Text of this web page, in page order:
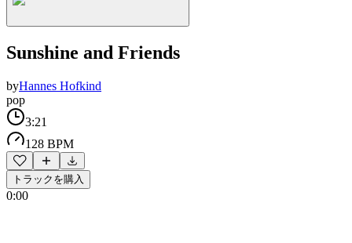
Sunshine and Friends
byHannes Hofkind
pop
3:21
128 BPM
トラックを購入
0:00